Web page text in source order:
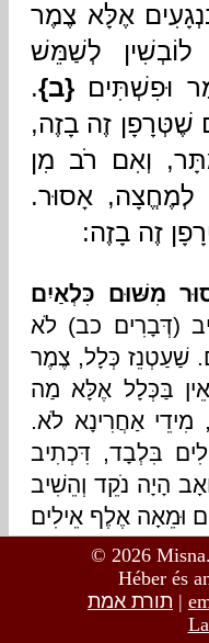
© 2026
Héber és
תורת אמת |